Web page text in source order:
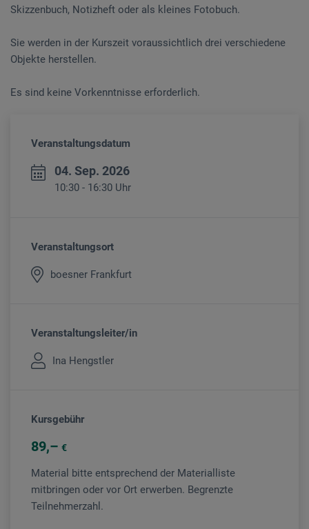
Skizzenbuch, Notizheft oder als kleines Fotobuch.
Sie werden in der Kurszeit voraussichtlich drei verschiedene
Objekte herstellen.
Es sind keine Vorkenntnisse erforderlich.
Veranstaltungsdatum
04. Sep. 2026
10:30 - 16:30 Uhr
Veranstaltungsort
boesner Frankfurt
Veranstaltungsleiter/in
Ina Hengstler
Kursgebühr
89 €
Material bitte entsprechend der Materialliste
mitbringen oder vor Ort erwerben. Begrenzte
Teilnehmerzahl.